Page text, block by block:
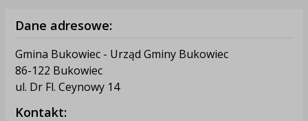
Dane adresowe:
Gmina Bukowiec - Urząd Gminy Bukowiec
86-122 Bukowiec
ul. Dr Fl. Ceynowy 14
Kontakt: